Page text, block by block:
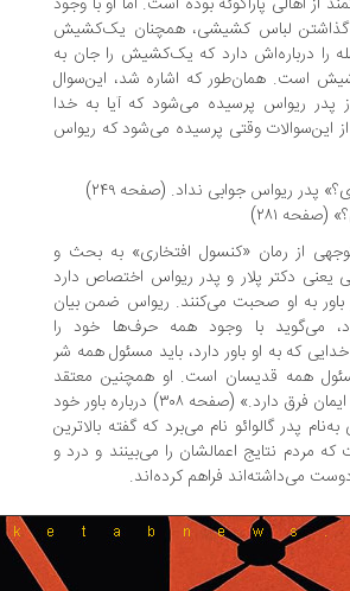
لباس کشیشی، همچنان یک‌کشیش
دارد که یک‌کشیش را جان به
همان‌طور که اشاره شد، این‌سوال
پرسیده می‌شود که آیا به خدا
وقتی پرسیده می‌شود که ریواس
ریواس جوابی نداد. (صفحه ۲۴۹)
رمان «کنسول افتخاری» به بحث و
پلار و پدر ریواس اختصاص دارد
او صحبت می‌کنند. ریواس ضمن بیان
با وجود همه حرف‌ها خود را
او باور دارد، باید مسئول همه شر
قدیسان است. او همچنین معتقد
است «کتاب شرعیات با ایمان فرق دارد.» (صفحه ۳۰۸) درباره باور خود
گالوائو نام می‌برد که گفته بالاترین
نتایج اعمالشان را می‌بینند و درد و
فراهم کرده‌اند.